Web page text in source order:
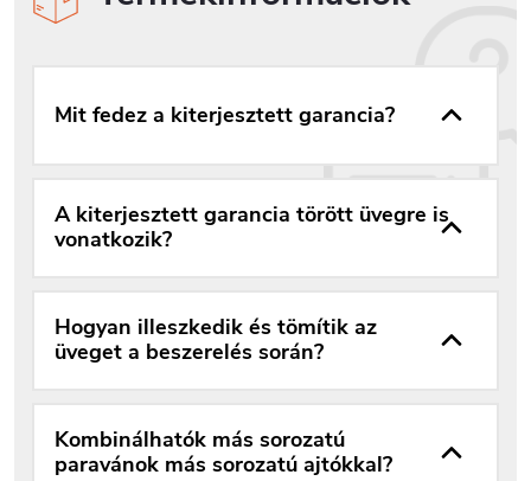
Mit fedez a kiterjesztett garancia?
A kiterjesztett garancia törött üvegre is
vonatkozik?
Hogyan illeszkedik és tömítik az
üveget a beszerelés során?
Kombinálhatók más sorozatú
paravánok más sorozatú ajtókkal?